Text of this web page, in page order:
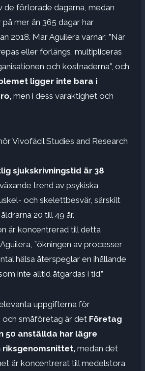
de förlorade dagarna, medan
mer än 365 dagar har
2018. Mar Aguilera varnar: ”När
eller förlängs, multipliceras
och kostnaderna”, och
ligger inte bara i
men i dess varaktighet och
Vivofácil Studies and Research
sjukskrivningstid är 38
trend av psykiska
och skelettbesvär, särskilt
20 till 49 år.
är koncentrerad till detta
”ökningen av processer
hälsa återspeglar en ihållande
inte alltid åtgärdas i tid.”
uppgifterna för
småföretag är det Företag
50 anställda har lägre
medan det
är koncentrerat till medelstora